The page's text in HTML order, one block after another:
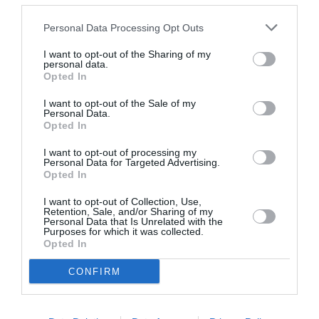
Personal Data Processing Opt Outs
I want to opt-out of the Sharing of my
personal data.
Opted In
I want to opt-out of the Sale of my
Personal Data.
Opted In
I want to opt-out of processing my
Personal Data for Targeted Advertising.
Opted In
I want to opt-out of Collection, Use,
Retention, Sale, and/or Sharing of my
Personal Data that Is Unrelated with the
Purposes for which it was collected.
Opted In
CONFIRM
ήθελα πολύ να κερδίσω και είμαι πολύ
περήφανη γι’ αυτό που κατάφερα. Ήταν ένας
τελικός με πολύ δυνατές αθλήτριες, που κρίθηκε
στη λεπτομέρεια. Στον τελικό έκανα δύο από
τις καλύτερες εκτελέσεις της ζωής μου και πήρα
υψηλότερες βαθμολογίες από κάθε άλλη φορά,
πράγμα που κάνει ακόμα πιο όμορφη αυτή τη
δυσκολία σ’ αυτό το κομμάτι. Στο πιο κρίσιμο
σημείο κάτι πήγαινε λάθος, αλλά αυτή τη φορά
κατάφερα να ανταπεξέλθω και αυτό είναι ένα
πολύ σημαντικό κέρδος. Πιστεύω ότι είναι ένας
συνδυασμός της εμπειρίας που αποκτώ μέσα